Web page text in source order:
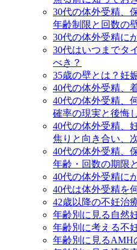
30代の体外受精、
年齢制限と回数の
30代の体外受精に
30代はいつまでタ
べき？
35歳の壁とは？妊
40代の体外受精、
40代の体外受精、
確率の現実と後悔
40代の体外受精、
焦りと向き合い、
40代の体外受精、
年齢・回数の期限
40代の体外受精に
40代は体外受精を
42歳以降の不妊治
年齢別に見る自然
年齢別に考える不
年齢別に見るAMH